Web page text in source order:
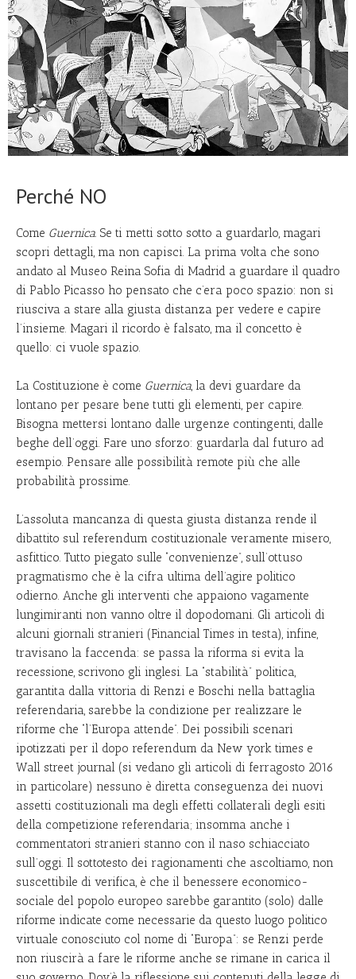
Perché NO
Come Guernica. Se ti metti sotto sotto a guardarlo, magari
scopri dettagli, ma non capisci. La prima volta che sono
andato al Museo Reina Sofia di Madrid a guardare il quadro
di Pablo Picasso ho pensato che c’era poco spazio: non si
riusciva a stare alla giusta distanza per vedere e capire
l’insieme. Magari il ricordo è falsato, ma il concetto è
quello: ci vuole spazio.
La Costituzione è come Guernica, la devi guardare da
lontano per pesare bene tutti gli elementi, per capire.
Bisogna mettersi lontano dalle urgenze contingenti, dalle
beghe dell’oggi. Fare uno sforzo: guardarla dal futuro ad
esempio. Pensare alle possibilità remote più che alle
probabilità prossime.
L’assoluta mancanza di questa giusta distanza rende il
dibattito sul referendum costituzionale veramente misero,
asfittico. Tutto piegato sulle “convenienze”, sull’ottuso
pragmatismo che è la cifra ultima dell’agire politico
odierno. Anche gli interventi che appaiono vagamente
lungimiranti non vanno oltre il dopodomani. Gli articoli di
alcuni giornali stranieri (Financial Times in testa), infine,
travisano la faccenda: se passa la riforma si evita la
recessione, scrivono gli inglesi. La “stabilità” politica,
garantita dalla vittoria di Renzi e Boschi nella battaglia
referendaria, sarebbe la condizione per realizzare le
riforme che “l’Europa attende”. Dei possibili scenari
ipotizzati per il dopo referendum da New york times e
Wall street journal (si vedano gli articoli di ferragosto 2016
in particolare) nessuno è diretta conseguenza dei nuovi
assetti costituzionali ma degli effetti collaterali degli esiti
della competizione referendaria; insomma anche i
commentatori stranieri stanno con il naso schiacciato
sull’oggi. Il sottotesto dei ragionamenti che ascoltiamo, non
suscettibile di verifica, è che il benessere economico-
sociale del popolo europeo sarebbe garantito (solo) dalle
riforme indicate come necessarie da questo luogo politico
virtuale conosciuto col nome di “Europa”: se Renzi perde
non riuscirà a fare le riforme anche se rimane in carica il